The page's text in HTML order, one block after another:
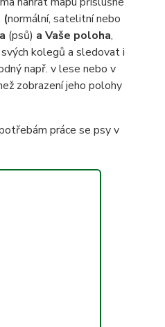
(normální, satelitní nebo
(psů) a Vaše poloha,
kolegů a sledovat i
např. v lese nebo v
zobrazení jeho polohy
práce se psy v